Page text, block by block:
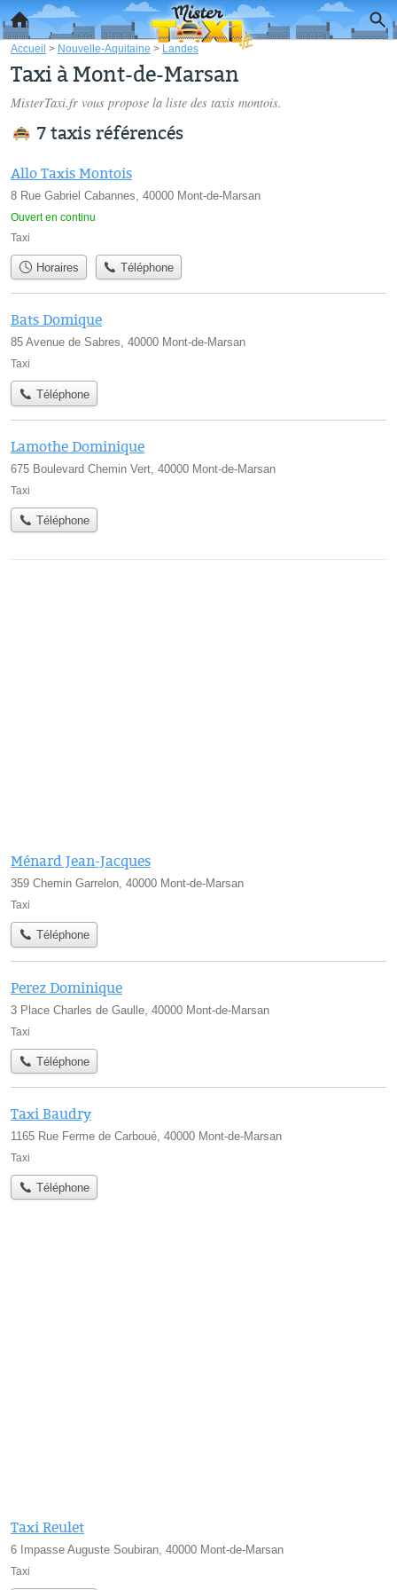
Accueil > Nouvelle-Aquitaine > Landes
Taxi à Mont-de-Marsan
MisterTaxi.fr vous propose la liste des taxis montois.
7 taxis référencés
Allo Taxis Montois
8 Rue Gabriel Cabannes, 40000 Mont-de-Marsan
Ouvert en continu
Taxi
Horaires Téléphone
Bats Domique
85 Avenue de Sabres, 40000 Mont-de-Marsan
Taxi
Téléphone
Lamothe Dominique
675 Boulevard Chemin Vert, 40000 Mont-de-Marsan
Taxi
Téléphone
Ménard Jean-Jacques
359 Chemin Garrelon, 40000 Mont-de-Marsan
Taxi
Téléphone
Perez Dominique
3 Place Charles de Gaulle, 40000 Mont-de-Marsan
Taxi
Téléphone
Taxi Baudry
1165 Rue Ferme de Carboué, 40000 Mont-de-Marsan
Taxi
Téléphone
Taxi Reulet
6 Impasse Auguste Soubiran, 40000 Mont-de-Marsan
Taxi